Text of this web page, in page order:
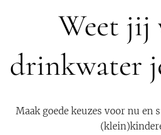
Weet jij
drinkwater
Maak goede keuzes voor nu en